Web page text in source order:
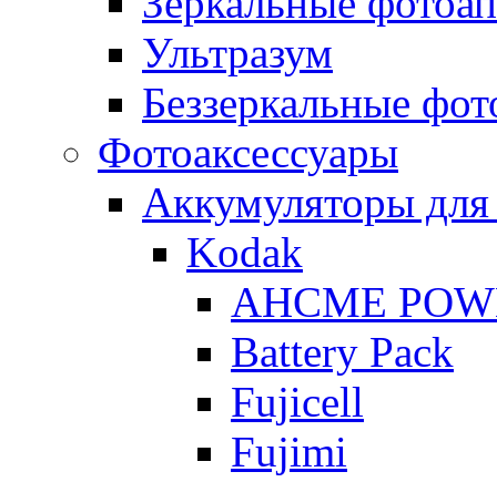
Ультразум
Беззеркальные
Фотоаксессуары
Аккумуляторы для
Kodak
AHCME
Battery Pack
Fujicell
Fujimi